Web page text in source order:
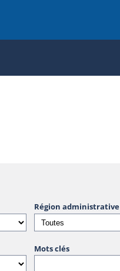
Région administrative
Mots clés